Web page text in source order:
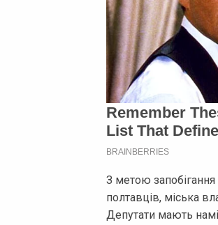
З метою
полтавців, міська
Депутати мають